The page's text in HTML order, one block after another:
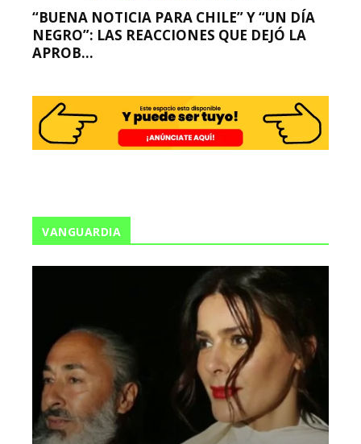
“BUENA NOTICIA PARA CHILE” Y “UN DÍA
NEGRO”: LAS REACCIONES QUE DEJÓ LA
APROB...
VANGUARDIA